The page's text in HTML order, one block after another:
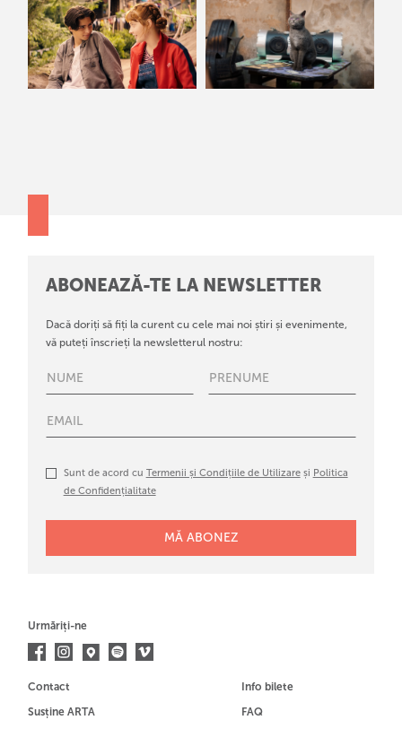
ABONEAZĂ-TE LA NEWSLETTER
Dacă doriți să fiți la curent cu cele mai noi știri și evenimente,
vă puteți înscrieți la newsletterul nostru:
Sunt de acord cu Termenii și Condițiile de Utilizareși Politica
de Confidențialitate
Urmăriți-ne
Contact
Susține ARTA
Info bilete
FAQ